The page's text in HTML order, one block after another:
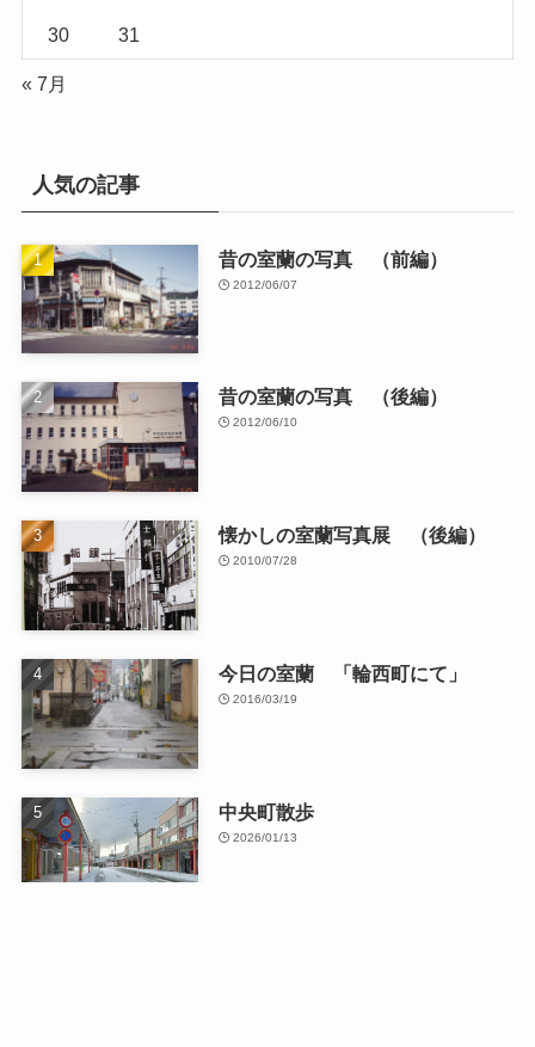
30 31
« 7月
人気の記事
昔の室蘭の写真 （前編）
2012/06/07
昔の室蘭の写真 （後編）
2012/06/10
懐かしの室蘭写真展 （後編）
2010/07/28
今日の室蘭 「輪西町にて」
2016/03/19
中央町散歩
2026/01/13